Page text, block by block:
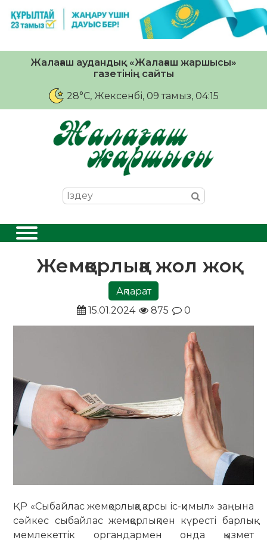
Жалағаш аудандық «Жалағаш жаршысы»
газетінің сайты
28°C, Жексенбі, 09 тамыз, 04:15
Жемқорлыққа жол жоқ
Ақпарат
15.01.2024
875 0
ҚР «Сыбайлас жемқорлыққа қарсы іс-қимыл» заңына
сәйкес сыбайлас жемқорлықпен күресті барлық
мемлекеттік органдармен онда қызмет